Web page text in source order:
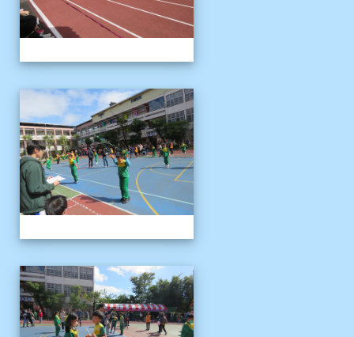
1121125運動會
1121125運動會